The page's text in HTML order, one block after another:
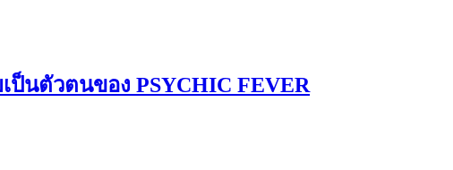
ป็นตัวตนของ PSYCHIC FEVER